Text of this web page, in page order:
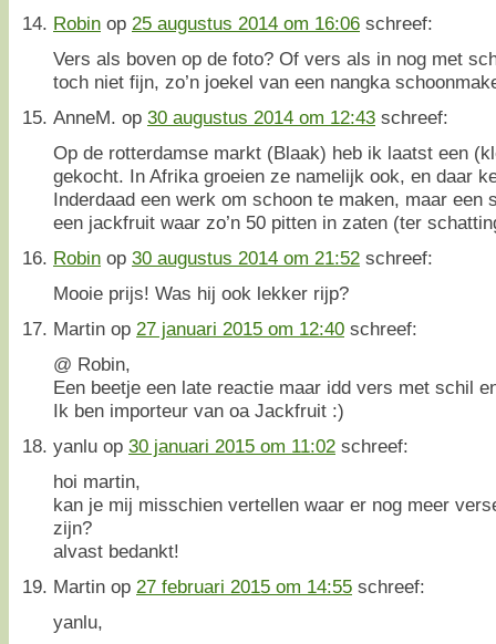
Robin op 25 augustus 2014 om 16:06 schreef:
Vers als boven op de foto? Of vers als in nog met
toch niet fijn, zo’n joekel van een nangka
AnneM. op 30 augustus 2014 om 12:43 schreef:
Op de rotterdamse markt (Blaak) heb ik laatst een
gekocht. In Afrika groeien ze namelijk ook, en daar
Inderdaad een werk om schoon te maken, maar een
een jackfruit waar zo’n 50 pitten in zaten (ter
Robin op 30 augustus 2014 om 21:52 schreef:
Mooie prijs! Was hij ook lekker rijp?
Martin op 27 januari 2015 om 12:40 schreef:
@ Robin,
Een beetje een late reactie maar idd vers met schil
Ik ben importeur van oa Jackfruit :)
yanlu op 30 januari 2015 om 11:02 schreef:
hoi martin,
kan je mij misschien vertellen waar er nog meer
zijn?
alvast bedankt!
Martin op 27 februari 2015 om 14:55 schreef:
yanlu,